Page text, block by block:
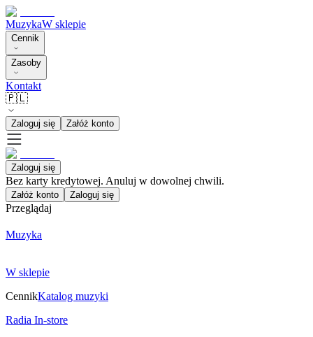
MuzykaW sklepie
Cennik
Zasoby
Kontakt
🇵🇱
Zaloguj się Załóż konto
Zaloguj się
Bez karty kredytowej. Anuluj w dowolnej chwili.
Załóż konto Zaloguj się
Przeglądaj
Muzyka
W sklepie
CennikKatalog muzyki
Radia In-store